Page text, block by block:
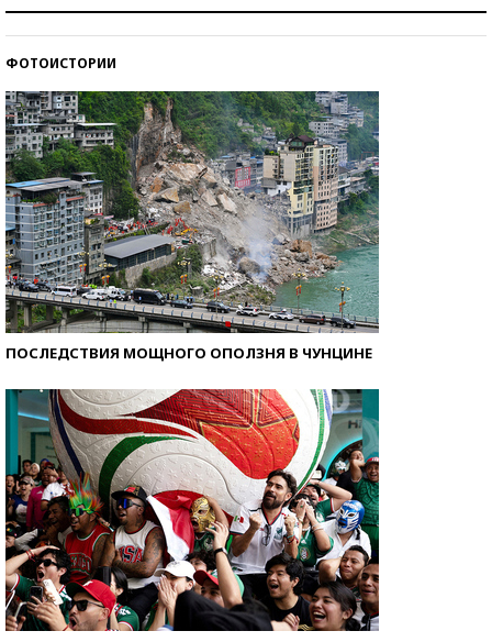
ФОТОИСТОРИИ
ПОСЛЕДСТВИЯ МОЩНОГО ОПОЛЗНЯ В ЧУНЦИНЕ